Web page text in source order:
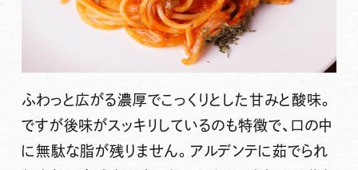
ふわっと広がる濃厚でこっくりとした甘みと酸味。
ですが後味がスッキリしているのも特徴で、口の中
に無駄な脂が残りません。アルデンテに茹でられ